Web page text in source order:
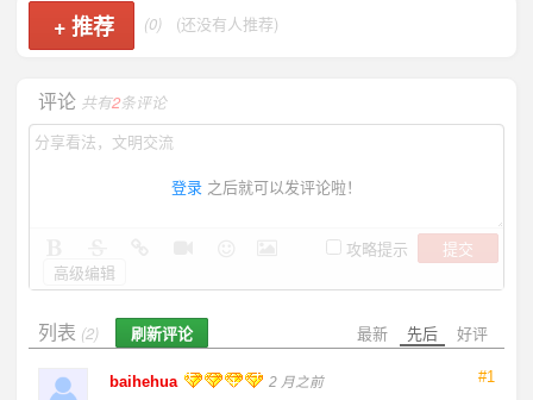
+推荐 (0) (还没有人推荐)
评论 共有2条评论
登录 之后就可以发评论啦！
攻略提示
提交
高级编辑
最新 先后 好评
列表 (2) 刷新评论
#1
baihehua 2 月之前